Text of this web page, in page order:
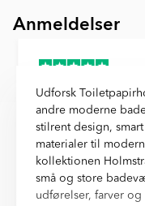
ItemAnmeldelser
Utrolig service
Utrolig service og
god oplevelse at
gang. TAK for
Udforsk
andre moderne
stilrent design,
materialer til
kollektionen
små og store
udførelser, farver